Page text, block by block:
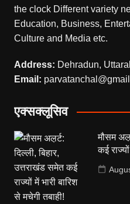
the clock Different variety
Education, Business,
Culture and Media etc.
Address: Dehradun,
Email:
एक्सक्लूसिव
मौसम
कई